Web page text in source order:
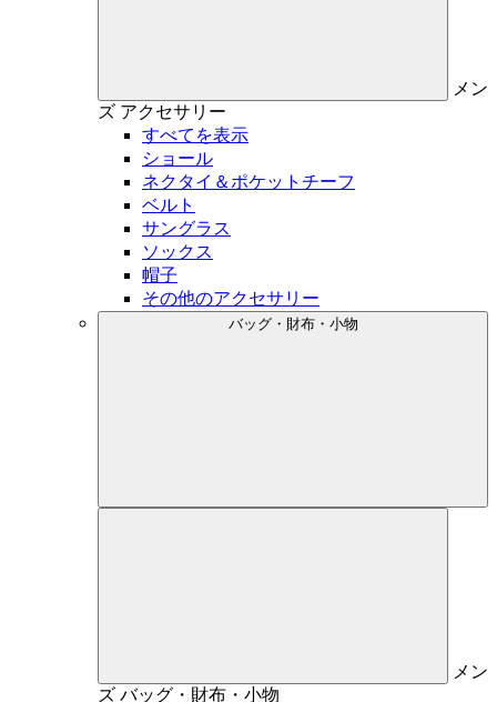
メン
ズ アクセサリー
すべてを表示
ショール
ネクタイ＆ポケットチーフ
ベルト
サングラス
ソックス
帽子
その他のアクセサリー
バッグ・財布・小物
メン
ズ バッグ・財布・小物